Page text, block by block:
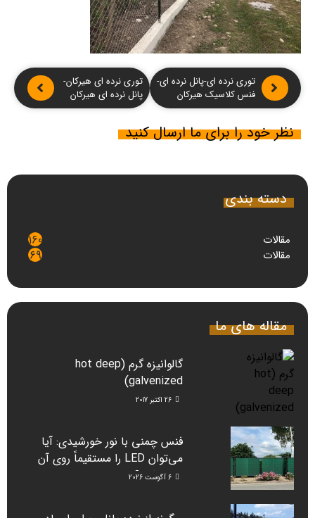
توری نرده ای-پانل نرده ای-
فنس کلاسیک هیرکان
توری نرده ای هیرکان-
پانل نرده ای هیرکان
نظر خود را برای ما ارسال کنید
دسته بندی
مقالات 160
مقالات 69
مقاله های ما
گالوانیزه گرم (hot deep
galvenized)
26 اکتبر 2017
فنس چمنی با نور خورشیدی: آیا
می‌توان LED را مستقیماً روی آن
نصب کرد؟
6 آگوست 2026